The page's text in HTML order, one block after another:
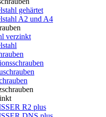
gehärtet
A2 und A4
verzinkt
R2 plus